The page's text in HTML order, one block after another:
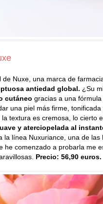
Nuxe, una marca de
antiedad global. ¿Su
cutáneo gracias a una fórmula
una piel más firme,
textura es cremosa, lo cierto
y aterciopelada al
la línea Nuxuriance, una de
he comenzado a probarla me
Precio: 56,90 euros.